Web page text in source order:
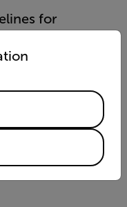
for
红外检测
from the